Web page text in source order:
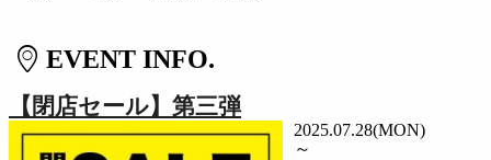
EVENT INFO.
【閉店セール】第三弾
2025.07.28(MON)
～